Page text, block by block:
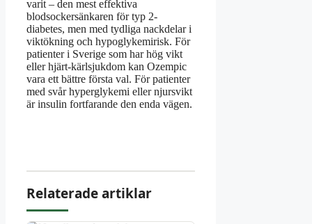
varit – den mest effektiva
blodsockersänkaren för typ 2-
diabetes, men med tydliga nackdelar i
viktökning och hypoglykemirisk. För
patienter i Sverige som har hög vikt
eller hjärt-kärlsjukdom kan Ozempic
vara ett bättre första val. För patienter
med svår hyperglykemi eller njursvikt
är insulin fortfarande den enda vägen.
Relaterade artiklar